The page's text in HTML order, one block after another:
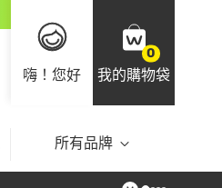
嗨！您好
0
我的購物袋
所有品牌